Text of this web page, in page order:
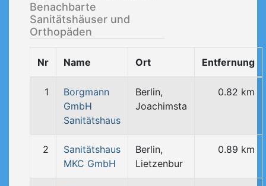
Benachbarte
Sanitätshäuser und
Orthopäden
Nr Name Ort Entfernung
1
Borgmann
GmbH
Sanitätshaus
Berlin,
Joachimsta
0.82 km
2
Sanitätshaus
MKC GmbH
Berlin,
Lietzenbur
0.89 km